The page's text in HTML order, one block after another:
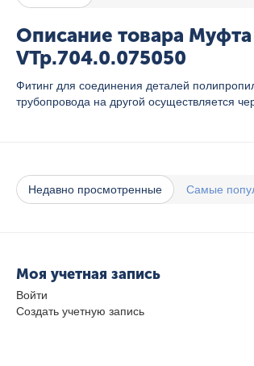
Описание товара
VTp.704.0.075050
Фитинг для соединения деталей
трубопровода на другой осуществляется
Недавно просмотренные Самые
Моя учетная запись
Войти
Создать учетную запись